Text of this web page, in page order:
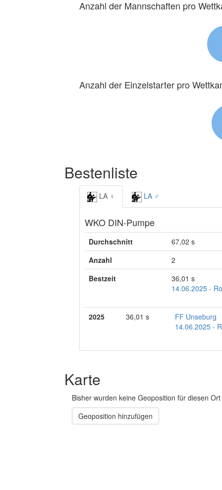
Anzahl der Mannschaften pro
Anzahl der Einzelstarter pro
Bestenliste
LA ♀ LA ♂
WKO DIN-Pumpe
Durchschnitt
67,02 s
Anzahl
2
Bestzeit
36,01 s
14.06.2025 -
2025 36,01 s
FF Unseburg
14.06.2025 -
Karte
Bisher wurden keine Geoposition für diesen
Geoposition hinzufügen